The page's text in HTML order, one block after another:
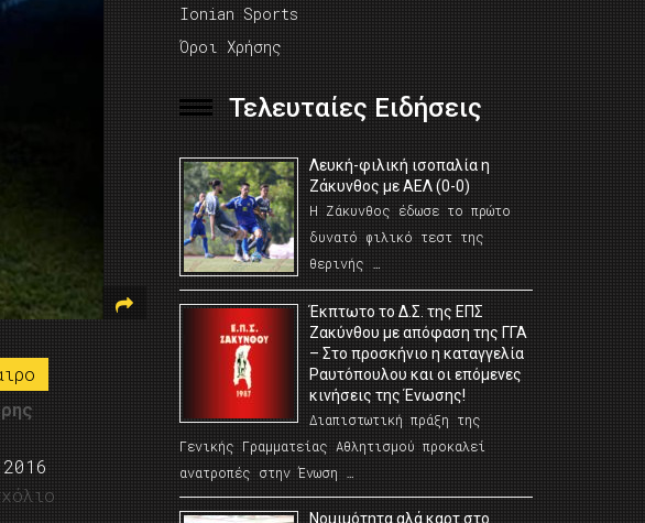
Ionian Sports
Όροι Χρήσης
Τελευταίες Ειδήσεις
Λευκή-φιλική ισοπαλία η
Ζάκυνθος με ΑΕΛ (0-0)
Η Ζάκυνθος έδωσε το πρώτο
δυνατό φιλικό τεστ της
θερινής …
Έκπτωτο το Δ.Σ. της ΕΠΣ
Ζακύνθου με απόφαση της ΓΓΑ
– Στο προσκήνιο η καταγγελία
Ραυτόπουλου και οι επόμενες
κινήσεις της Ένωσης!
Διαπιστωτική πράξη της
Γενικής Γραμματείας Αθλητισμού προκαλεί
ανατροπές στην Ένωση …
Νομιμότητα αλά καρτ στο